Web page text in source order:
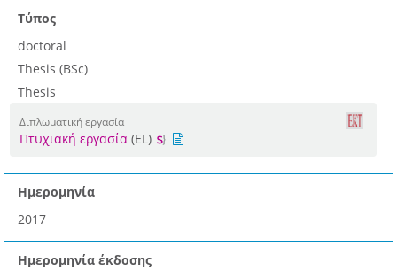
Τύπος
doctoral
Thesis (BSc)
Thesis
Διπλωματική εργασία
Πτυχιακή εργασία (EL)
Ημερομηνία
2017
Ημερομηνία έκδοσης